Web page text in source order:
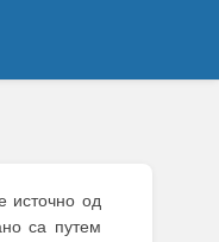
источно од
са путем